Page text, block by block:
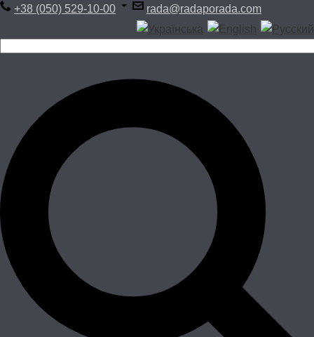
+38 (050) 529-10-00 rada@radaporada.com